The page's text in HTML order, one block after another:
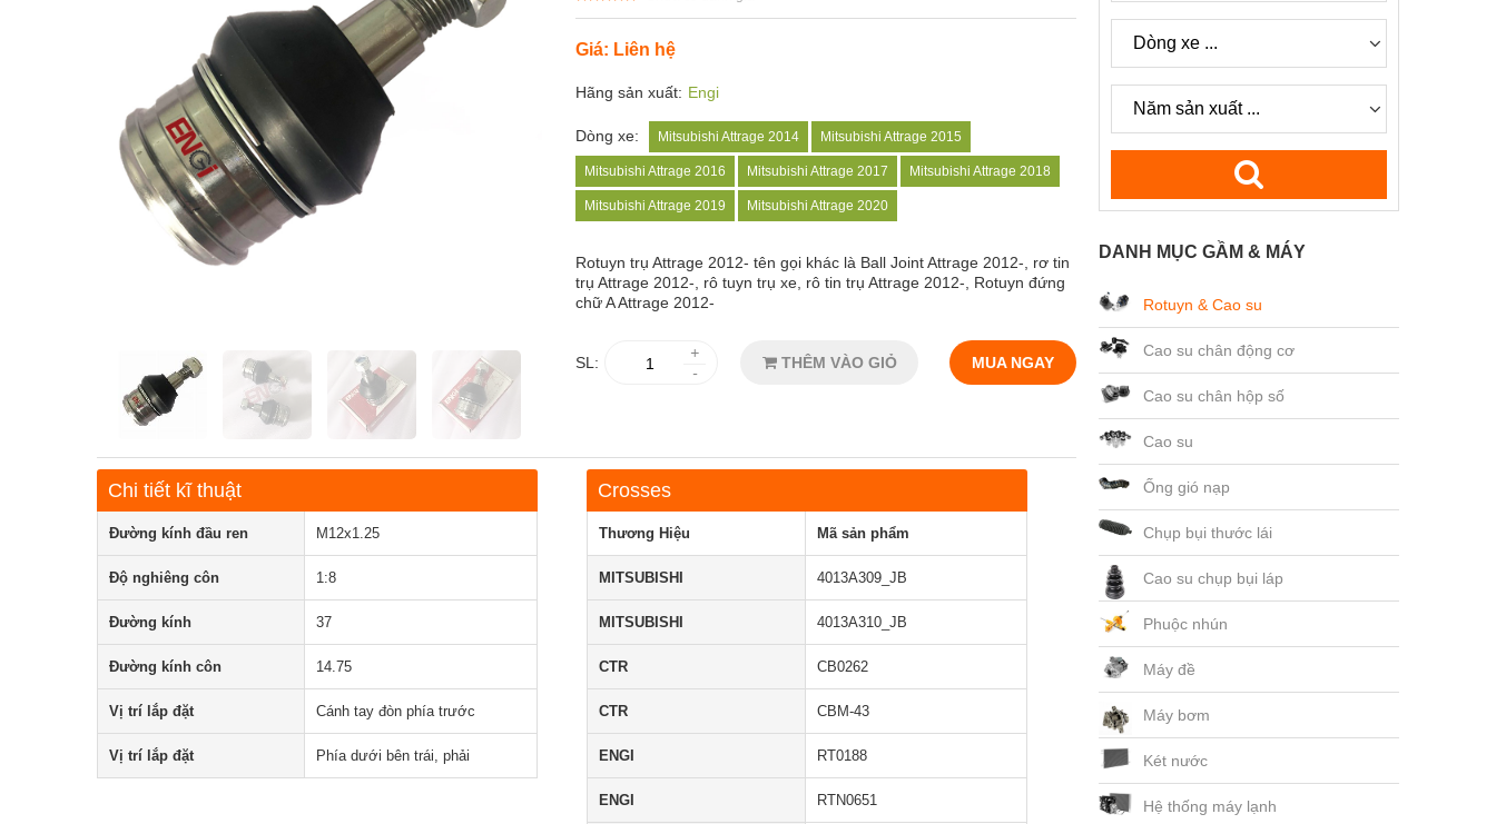
Giá: Liên hệ
Hãng sản xuất: Engi
Dòng xe: Mitsubishi Attrage 2014 Mitsubishi Attrage 2015
Mitsubishi Attrage 2016 Mitsubishi Attrage 2017 Mitsubishi Attrage 2018
Mitsubishi Attrage 2019 Mitsubishi Attrage 2020
Rotuyn trụ Attrage 2012- tên gọi khác là Ball Joint Attrage 2012-, rơ tin
trụ Attrage 2012-, rô tuyn trụ xe, rô tin trụ Attrage 2012-, Rotuyn đứng
chữ A Attrage 2012-
SL:
+
-
THÊM VÀO GIỎ MUA NGAY
Chi tiết kĩ thuật
Đường kính đầu ren M12x1.25
Độ nghiêng côn 1:8
Đường kính 37
Đường kính côn 14.75
Vị trí lắp đặt Cánh tay đòn phía trước
Vị trí lắp đặt Phía dưới bên trái, phải
Crosses
Thương Hiệu Mã sản phẩm
MITSUBISHI 4013A309_JB
MITSUBISHI 4013A310_JB
CTR CB0262
CTR CBM-43
ENGI RT0188
ENGI RTN0651
DANH MỤC GẦM & MÁY
Rotuyn & Cao su
Cao su chân động cơ
Cao su chân hộp số
Cao su
Ống gió nạp
Chụp bụi thước lái
Cao su chụp bụi láp
Phuộc nhún
Máy đề
Máy bơm
Két nước
Hệ thống máy lạnh